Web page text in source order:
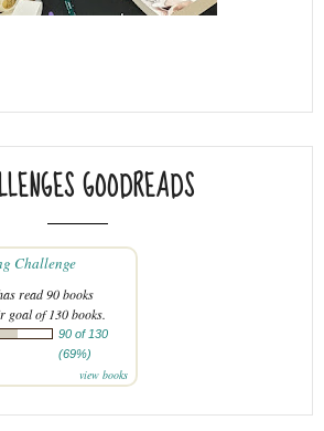
GOODREADS
Challenge
read 90 books
goal of 130 books.
90 of 130
(69%)
view books